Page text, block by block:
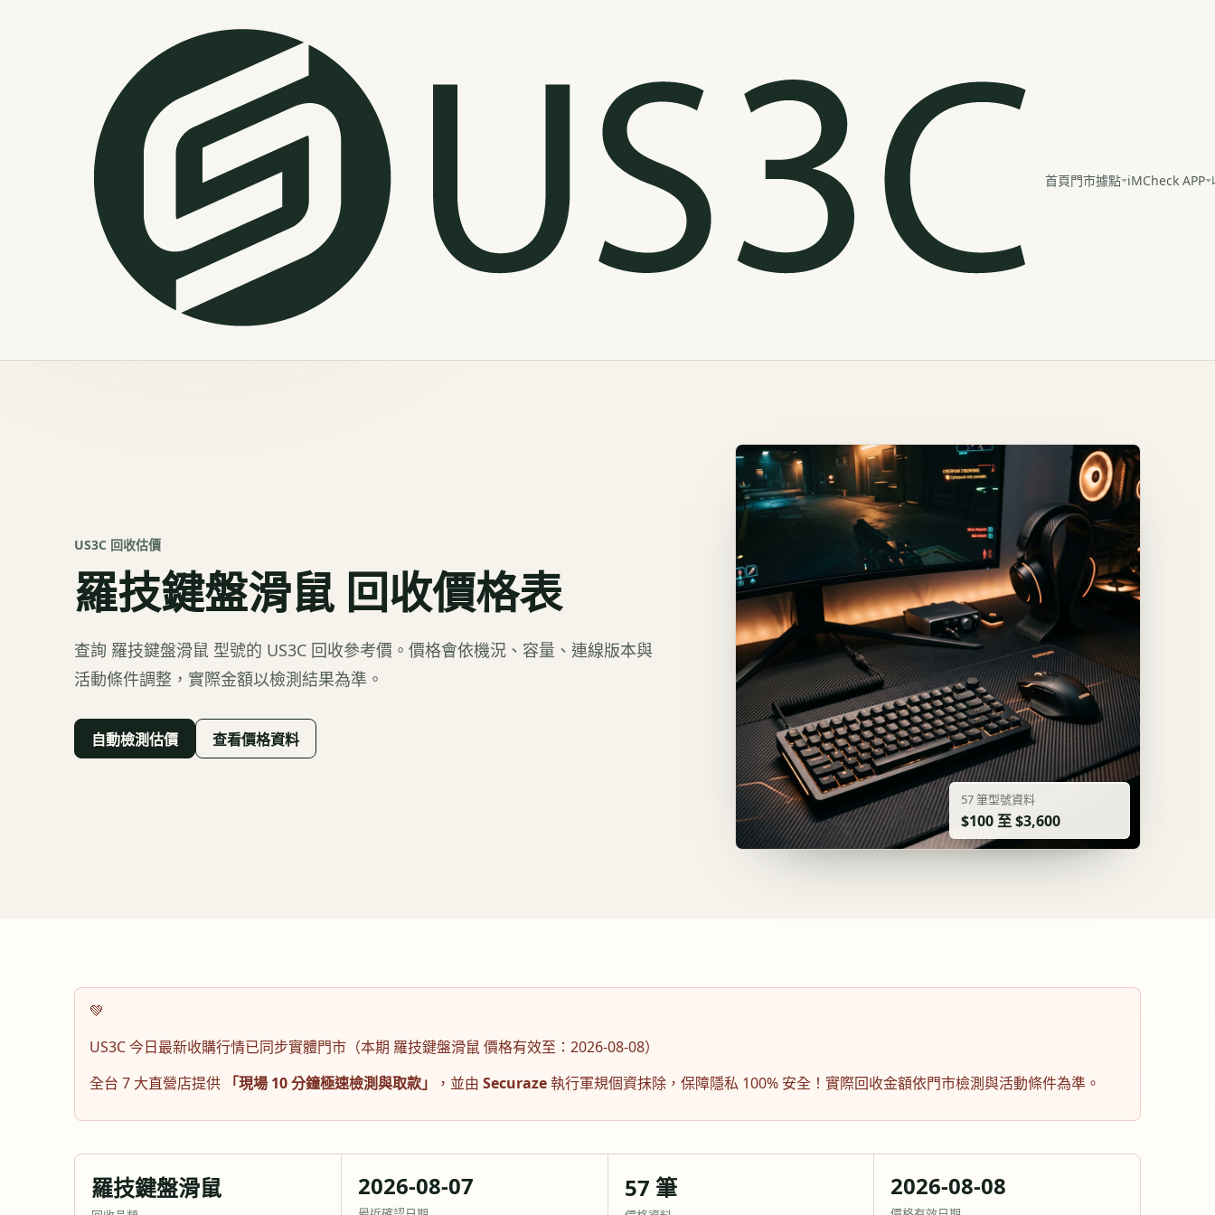
首頁門市據點 iMCheck APP
US3C 回收估價
羅技鍵盤滑鼠 回收價格表
查詢 羅技鍵盤滑鼠 型號的 US3C 回收參考價。價格會依機況、容量、連線版本與
活動條件調整，實際金額以檢測結果為準。
自動檢測估價 查看價格資料
57筆型號資料
$100 至 $3,600
💚
US3C 今日最新收購行情已同步實體門市（本期 羅技鍵盤滑鼠價格有效至： 2026-08-08）
全台 7 大直營店提供
「現場 10 分鐘極速檢測與取款」 ，並由 Securaze執行軍規個資抹除，保障隱私 100% 安全！實際回收金額依門市檢測與活動條件為準。
羅技鍵盤滑鼠 2026-08-07 57 筆 2026-08-08